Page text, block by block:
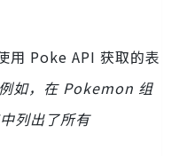
用 Poke API 获取的表
例如，在 Pokemon 组
列出了所有